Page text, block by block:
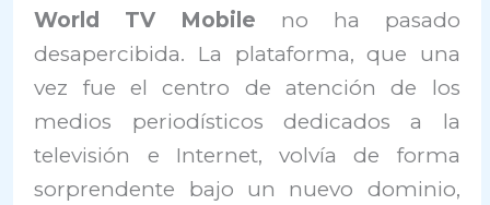
World TV Mobile no ha pasado
desapercibida. La plataforma, que una
vez fue el centro de atención de los
medios periodísticos dedicados a la
televisión e Internet, volvía de forma
sorprendente bajo un nuevo dominio,